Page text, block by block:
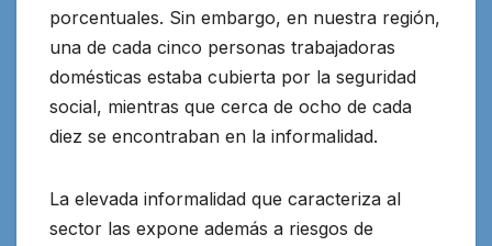
porcentuales. Sin embargo, en nuestra región,
una de cada cinco personas trabajadoras
domésticas estaba cubierta por la seguridad
social, mientras que cerca de ocho de cada
diez se encontraban en la informalidad.
La elevada informalidad que caracteriza al
sector las expone además a riesgos de